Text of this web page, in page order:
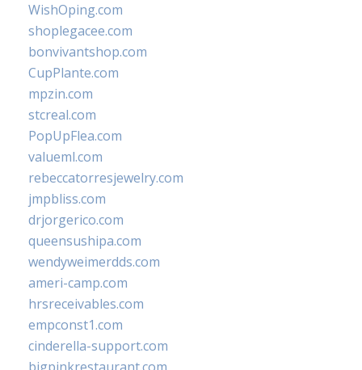
WishOping.com
shoplegacee.com
bonvivantshop.com
CupPlante.com
mpzin.com
stcreal.com
PopUpFlea.com
valueml.com
rebeccatorresjewelry.com
jmpbliss.com
drjorgerico.com
queensushipa.com
wendyweimerdds.com
ameri-camp.com
hrsreceivables.com
empconst1.com
cinderella-support.com